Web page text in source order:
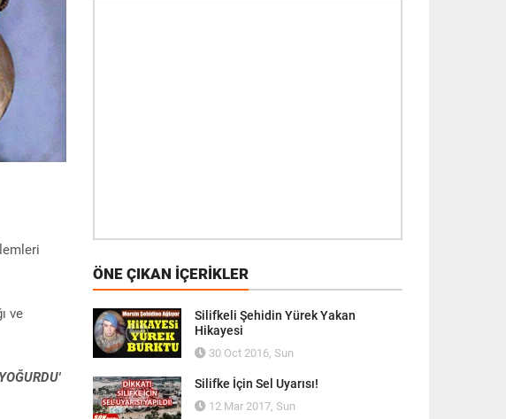
ve
ÖNE ÇIKAN İÇERIKLER
Silifkeli Şehidin Yürek Yakan
Hikayesi
30 Oct 2016, Sun
Silifke İçin Sel Uyarısı!
12 Mar 2017, Sun